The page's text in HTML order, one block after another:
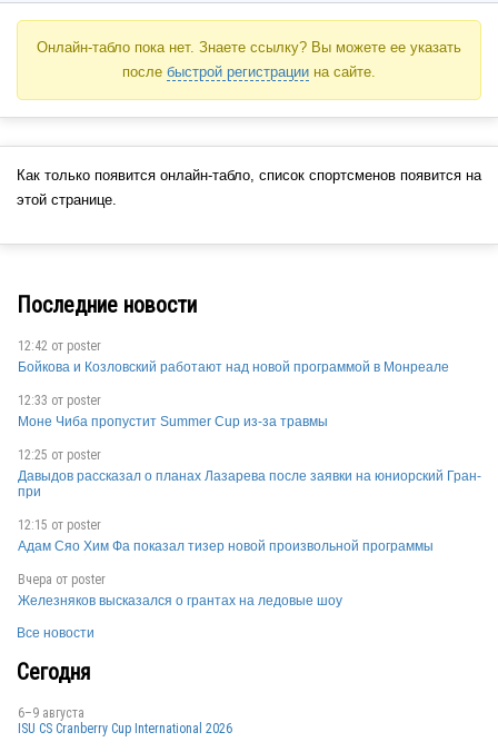
Онлайн-табло пока нет. Знаете ссылку? Вы можете ее указать
после быстрой регистрации на сайте.
Как только появится онлайн-табло, список спортсменов появится на
этой странице.
Последние новости
12:42 от poster
Бойкова и Козловский работают над новой программой в Монреале
12:33 от poster
Моне Чиба пропустит Summer Cup из-за травмы
12:25 от poster
Давыдов рассказал о планах Лазарева после заявки на юниорский Гран-
при
12:15 от poster
Адам Сяо Хим Фа показал тизер новой произвольной программы
Вчера от poster
Железняков высказался о грантах на ледовые шоу
Все новости
Сегодня
6–9 августа
ISU CS Cranberry Cup International 2026